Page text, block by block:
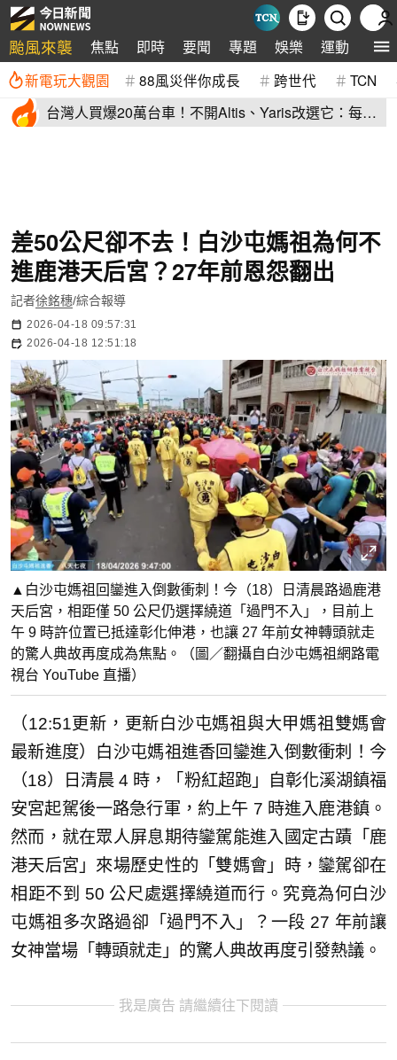
颱風來襲 焦點 即時 要聞 專題 娛樂 運動 全球
新電玩大觀園 88風災伴你成長 跨世代 TCN
台灣人買爆20萬台車！不開Altis、Yaris改選它：每輛
差50公尺卻不去！白沙屯媽祖為何不
進鹿港天后宮？27年前恩怨翻出
記者徐銘穗/綜合報導
2026-04-18 09:57:31
2026-04-18 12:51:18
▲白沙屯媽祖回鑾進入倒數衝刺！今（18）日清晨路過鹿港
天后宮，相距僅 50 公尺仍選擇繞道「過門不入」，目前上
午 9 時許位置已抵達彰化伸港，也讓 27 年前女神轉頭就走
的驚人典故再度成為焦點。（圖／翻攝自白沙屯媽祖網路電
視台 YouTube 直播）
（12:51更新，更新白沙屯媽祖與大甲媽祖雙媽會
最新進度）白沙屯媽祖進香回鑾進入倒數衝刺！今
（18）日清晨 4 時，「粉紅超跑」自彰化溪湖鎮福
安宮起駕後一路急行軍，約上午 7 時進入鹿港鎮。
然而，就在眾人屏息期待鑾駕能進入國定古蹟「鹿
港天后宮」來場歷史性的「雙媽會」時，鑾駕卻在
相距不到 50 公尺處選擇繞道而行。究竟為何白沙
屯媽祖多次路過卻「過門不入」？一段 27 年前讓
女神當場「轉頭就走」的驚人典故再度引發熱議。
我是廣告 請繼續往下閱讀